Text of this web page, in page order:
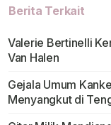
Berita Terkait
Valerie Bertinelli
Van Halen
Gejala Umum
Menyangkut di